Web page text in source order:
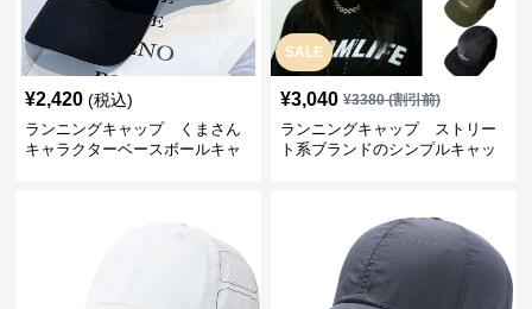
¥2,420 (税込)
ランニングキャップ くまさん
キャラクターベースボールキャ
SALE
¥3,040 ¥3380(割引前)
ランニングキャップ ストリー
ト系ブランドのシンプルキャッ